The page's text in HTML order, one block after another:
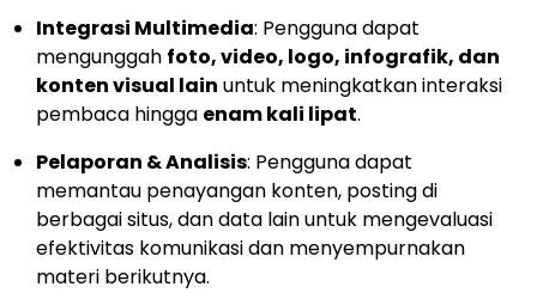
Integrasi Multimedia: Pengguna dapat
mengunggah foto, video, logo, infografik, dan
konten visual lain untuk meningkatkan interaksi
pembaca hingga enam kali lipat.
Pelaporan & Analisis: Pengguna dapat
memantau penayangan konten, posting di
berbagai situs, dan data lain untuk mengevaluasi
efektivitas komunikasi dan menyempurnakan
materi berikutnya.